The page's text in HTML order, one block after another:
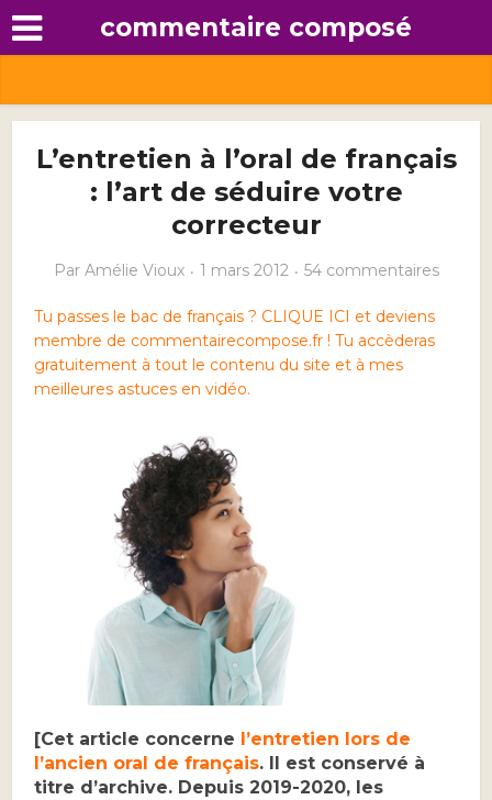
commentaire composé
L’entretien à l’oral de français
: l’art de séduire votre
correcteur
Par Amélie Vioux 1 mars 2012 54 commentaires
Tu passes le bac de français ? CLIQUE ICI et deviens
membre de commentairecompose.fr ! Tu accèderas
gratuitement à tout le contenu du site et à mes
meilleures astuces en vidéo.
[Cet article concerne
l’entretien lors de
l’ancien oral de français. Il est conservé à
titre d’archive. Depuis 2019-2020, les